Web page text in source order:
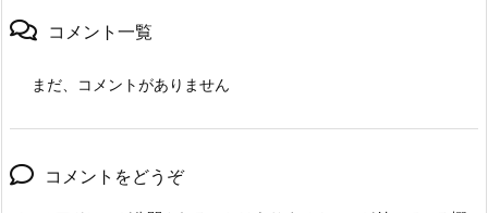
コメント一覧
まだ、コメントがありません
コメントをどうぞ